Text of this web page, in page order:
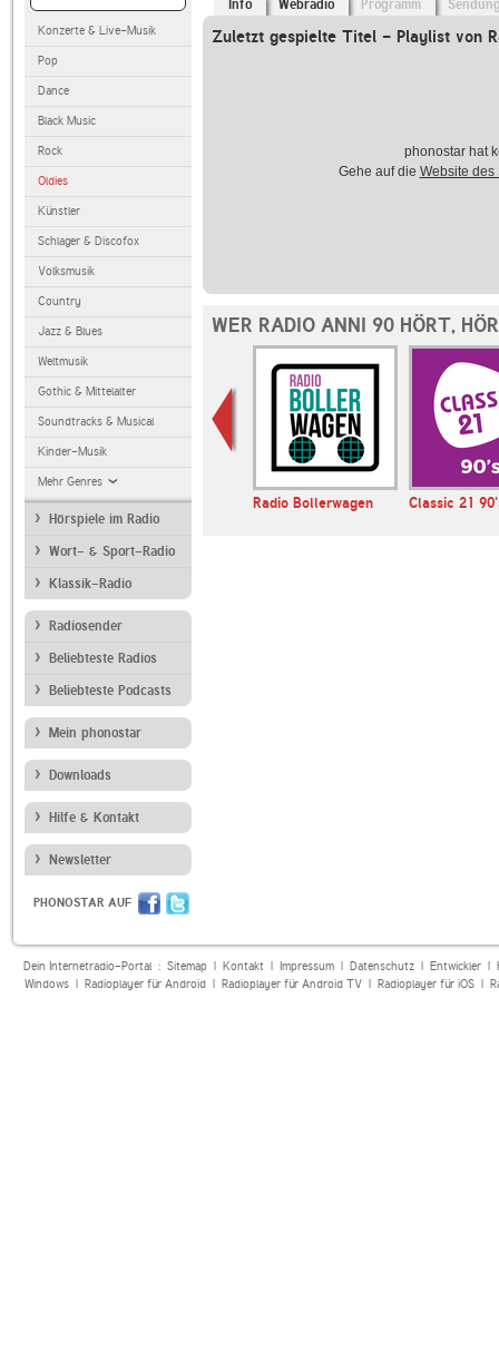
Konzerte & Live-Musik
Pop
Dance
Black Music
Rock
Oldies
Künstler
Schlager & Discofox
Volksmusik
Country
Jazz & Blues
Weltmusik
Gothic & Mittelalter
Soundtracks & Musical
Kinder-Musik
Mehr Genres
Hörspiele im Radio
Wort- & Sport-Radio
Klassik-Radio
Radiosender
Beliebteste Radios
Beliebteste Podcasts
Mein phonostar
Downloads
Hilfe & Kontakt
Newsletter
PHONOSTAR AUF
Info Webradio Programm
Zuletzt gespielte Titel - Playlist von
phonostar hat
Gehe auf die Website des
WER RADIO ANNI 90 HÖRT,
Bayern 3 Radio Bollerwagen Classic 21
Dein Internetradio-Portal : Sitemap| Kontakt| Impressum| Datenschutz| Entwickler|
Windows| Radioplayer für Android| Radioplayer für Android TV| Radioplayer für iOS|